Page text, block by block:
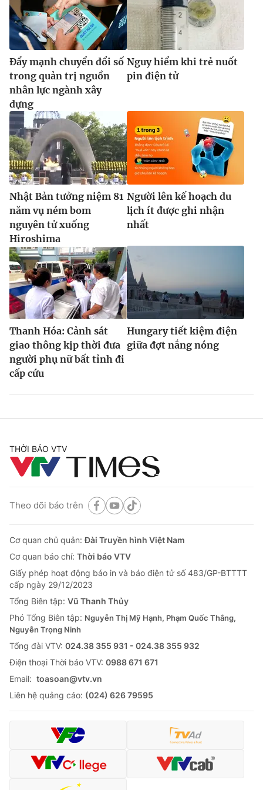
Đẩy mạnh chuyển đổi số
trong quản trị nguồn
nhân lực ngành xây
dựng
Nguy hiểm khi trẻ nuốt
pin điện tử
Nhật Bản tưởng niệm 81
năm vụ ném bom
nguyên tử xuống
Hiroshima
Người lên kế hoạch du
lịch ít được ghi nhận
nhất
Thanh Hóa: Cảnh sát
giao thông kịp thời đưa
người phụ nữ bất tỉnh đi
cấp cứu
Hungary tiết kiệm điện
giữa đợt nắng nóng
THỜI BÁO VTV
Theo dõi báo trên
Cơ quan chủ quản:Đài Truyền hình Việt Nam
Cơ quan báo chí: Thời báo VTV
Giấy phép hoạt động báo in và báo điện tử số 483/GP-BTTTT
cấp ngày 29/12/2023
Tổng Biên tập: Vũ Thanh Thủy
Phó Tổng Biên tập: Nguyễn Thị Mỹ Hạnh, Phạm Quốc Thắng,
Nguyễn Trọng Ninh
Tổng đài VTV: 024.38 355 931 - 024.38 355 932
Ðiện thoại Thời báo VTV: 0988 671 671
Email: toasoan@vtv.vn
Liên hệ quảng cáo: (024) 626 79595